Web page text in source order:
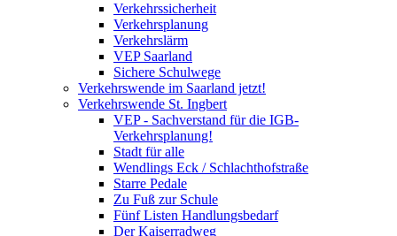
Verkehrssicherheit
Verkehrsplanung
Verkehrslärm
VEP Saarland
Sichere Schulwege
Verkehrswende im Saarland jetzt!
Verkehrswende St. Ingbert
VEP - Sachverstand für die IGB-
Verkehrsplanung!
Stadt für alle
Wendlings Eck / Schlachthofstraße
Starre Pedale
Zu Fuß zur Schule
Fünf Listen Handlungsbedarf
Der Kaiserradweg